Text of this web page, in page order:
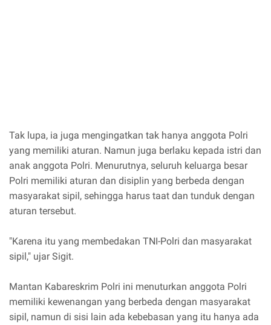
Tak lupa, ia juga mengingatkan tak hanya anggota Polri
yang memiliki aturan. Namun juga berlaku kepada istri dan
anak anggota Polri. Menurutnya, seluruh keluarga besar
Polri memiliki aturan dan disiplin yang berbeda dengan
masyarakat sipil, sehingga harus taat dan tunduk dengan
aturan tersebut.
"Karena itu yang membedakan TNI-Polri dan masyarakat
sipil," ujar Sigit.
Mantan Kabareskrim Polri ini menuturkan anggota Polri
memiliki kewenangan yang berbeda dengan masyarakat
sipil, namun di sisi lain ada kebebasan yang itu hanya ada